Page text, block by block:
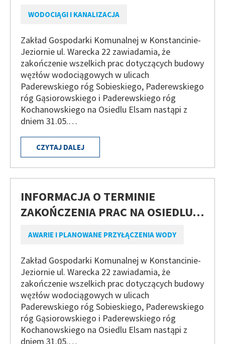
WODOCIĄGI I KANALIZACJA
Zakład Gospodarki Komunalnej w Konstancinie-
Jeziornie ul. Warecka 22 zawiadamia, że
zakończenie wszelkich prac dotyczących budowy
węzłów wodociągowych w ulicach
Paderewskiego róg Sobieskiego, Paderewskiego
róg Gąsiorowskiego i Paderewskiego róg
Kochanowskiego na Osiedlu Elsam nastąpi z
dniem 31.05.…
CZYTAJ DALEJ
INFORMACJA O TERMINIE
ZAKOŃCZENIA PRAC NA OSIEDLU…
AWARIE I PLANOWANE PRZYŁĄCZENIA WODY
Zakład Gospodarki Komunalnej w Konstancinie-
Jeziornie ul. Warecka 22 zawiadamia, że
zakończenie wszelkich prac dotyczących budowy
węzłów wodociągowych w ulicach
Paderewskiego róg Sobieskiego, Paderewskiego
róg Gąsiorowskiego i Paderewskiego róg
Kochanowskiego na Osiedlu Elsam nastąpi z
dniem 31.05.…